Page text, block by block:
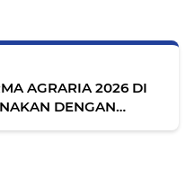
AGRARIA 2026 DI
DENGAN